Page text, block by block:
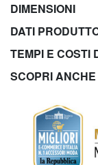
DIMENSIONI
DATI
TEMPI E COSTI
SCOPRI ANCHE